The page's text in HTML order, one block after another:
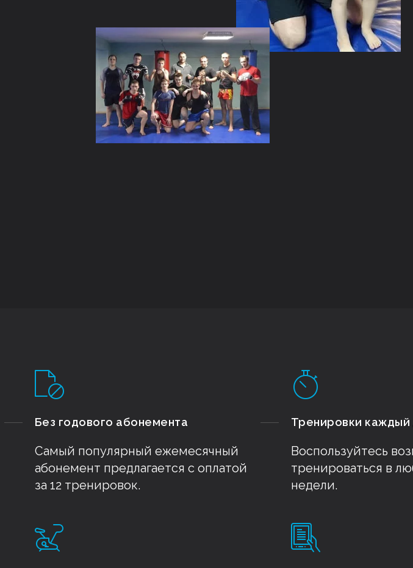
Без годового абонемента
Самый популярный ежемесячный
абонемент предлагается с оплатой
за 12 тренировок.
Тренировки каждый
Воспользуйтесь
тренироваться в
недели.